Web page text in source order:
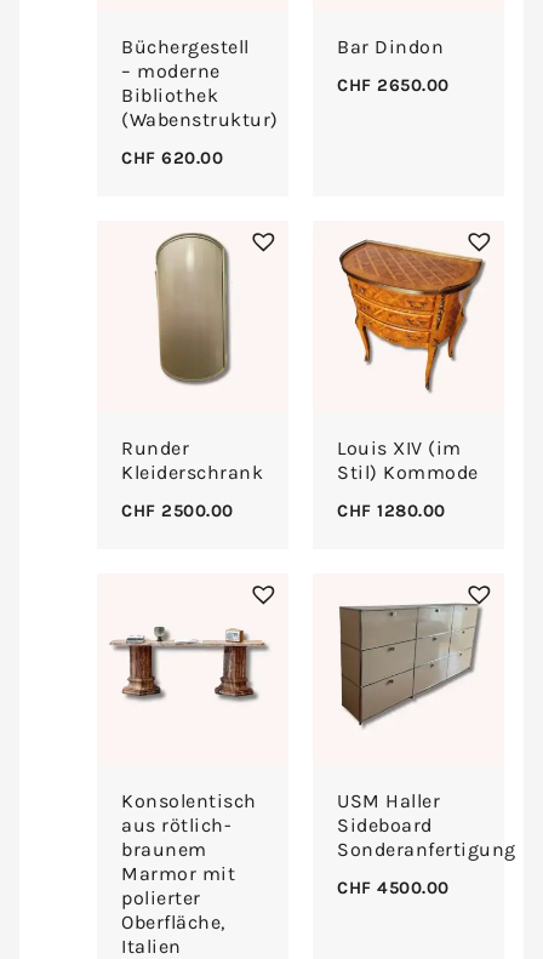
Büchergestell
– moderne
Bibliothek
(Wabenstruktur)
CHF 620.00
Bar Dindon
CHF 2650.00
Runder
Kleiderschrank
CHF 2500.00
Louis XIV (im
Stil) Kommode
CHF 1280.00
Konsolentisch
aus rötlich-
braunem
Marmor mit
polierter
Oberfläche,
Italien
USM Haller
Sideboard
Sonderanfertigung
CHF 4500.00